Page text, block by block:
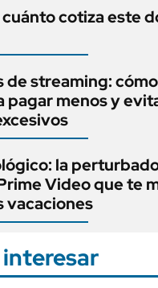
cuánto cotiza este
de streaming:
pagar menos y
la
Video que te
vacaciones